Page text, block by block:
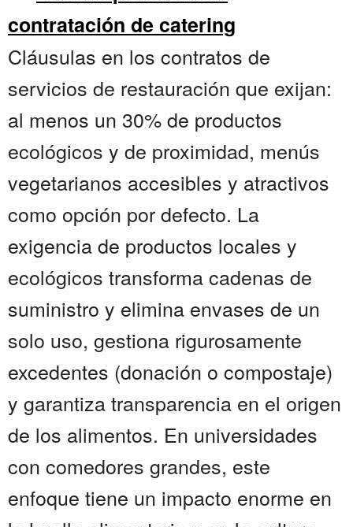
contratación de catering
Cláusulas en los contratos de
servicios de restauración que exijan:
al menos un 30% de productos
ecológicos y de proximidad, menús
vegetarianos accesibles y atractivos
como opción por defecto. La
exigencia de productos locales y
ecológicos transforma cadenas de
suministro y elimina envases de un
solo uso, gestiona rigurosamente
excedentes (donación o compostaje)
y garantiza transparencia en el origen
de los alimentos. En universidades
con comedores grandes, este
enfoque tiene un impacto enorme en